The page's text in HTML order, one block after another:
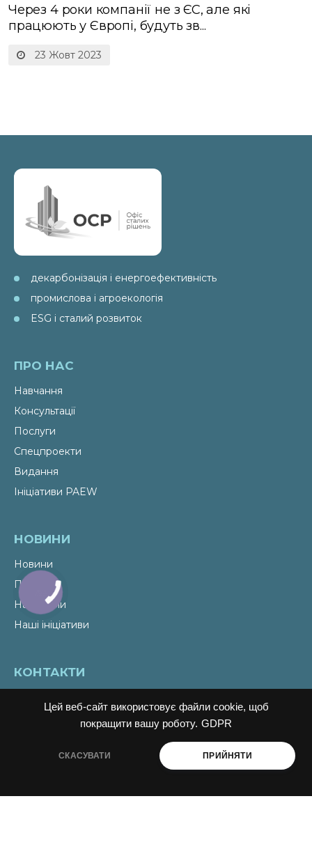
Цей веб-сайт використовує файли cookie, щоб
покращити вашу роботу. GDPR
СКАСУВАТИ ПРИЙНЯТИ
23 Жовт 2023
Через 4 роки компанії не з ЄС, але які
працюють у Європі, будуть зв...
декарбонізація і енергоефективність
промислова і агроекологія
ESG і сталий розвиток
ПРО НАС
Навчання
Консультації
Послуги
Спецпроекти
Видання
Ініціативи PAEW
НОВИНИ
Новини
Події
Наші теми
Наші ініціативи
КОНТАКТИ